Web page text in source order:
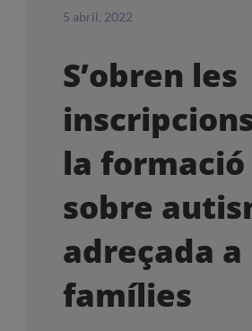
SERVEIS A LES EMPRESES
OFERTES LABORALS
LA BOTIGA
5 abril, 2022
S’obren les
la formació
sobre
adreçada a
famílies